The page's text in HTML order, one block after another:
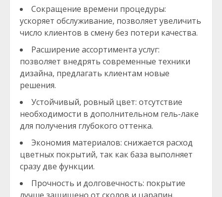
Сокращение времени процедуры:
ускоряет обслуживание, позволяет увеличить
число клиентов в смену без потери качества.
Расширение ассортимента услуг:
позволяет внедрять современные техники
дизайна, предлагать клиентам новые
решения.
Устойчивый, ровный цвет: отсутствие
необходимости в дополнительном гель-лаке
для получения глубокого оттенка.
Экономия материалов: снижается расход
цветных покрытий, так как база выполняет
сразу две функции.
Прочность и долговечность: покрытие